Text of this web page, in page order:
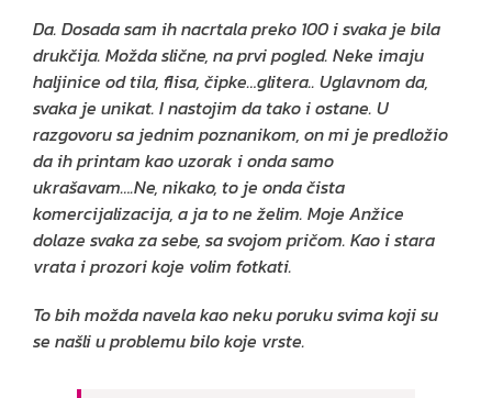
Da. Dosada sam ih nacrtala preko 100 i svaka je bila
drukčija. Možda slične, na prvi pogled. Neke imaju
haljinice od tila, flisa, čipke…glitera.. Uglavnom da,
svaka je unikat. I nastojim da tako i ostane. U
razgovoru sa jednim poznanikom, on mi je predložio
da ih printam kao uzorak i onda samo
ukrašavam….Ne, nikako, to je onda čista
komercijalizacija, a ja to ne želim. Moje Anžice
dolaze svaka za sebe, sa svojom pričom. Kao i stara
vrata i prozori koje volim fotkati.
To bih možda navela kao neku poruku svima koji su
se našli u problemu bilo koje vrste.